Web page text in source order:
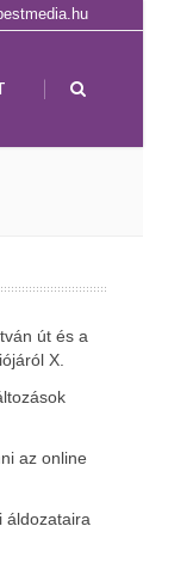
|
út és a
X.
az online
áldozataira